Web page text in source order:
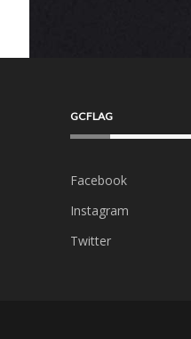
GCFLAG
Facebook
Instagram
Twitter